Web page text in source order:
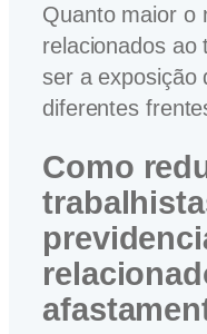
Quanto maior o
relacionados ao
ser a exposição
diferentes
Como